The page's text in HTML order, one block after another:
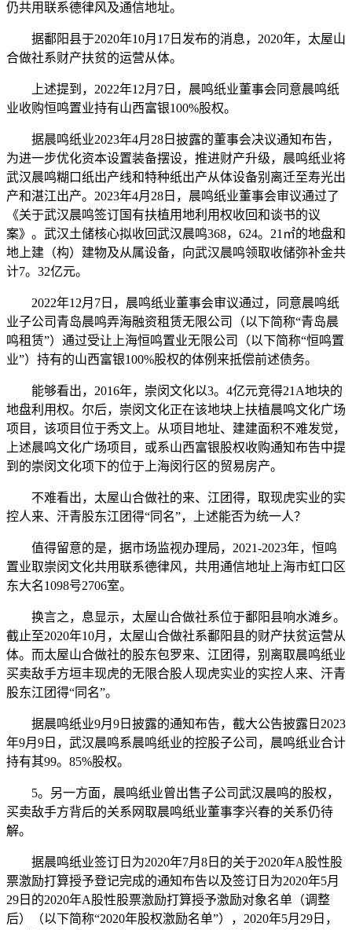
仍共用联系德律风及通信地址。
据鄱阳县于2020年10月17日发布的消息，2020年，太屋山
合做社系财产扶贫的运营从体。
上述提到，2022年12月7日，晨鸣纸业董事会同意晨鸣纸
业收购恒鸣置业持有山西富银100%股权。
据晨鸣纸业2023年4月28日披露的董事会决议通知布告，
为进一步优化资本设置装备摆设，推进财产升级，晨鸣纸业将
武汉晨鸣糊口纸出产线和特种纸出产从体设备别离迁至寿光出
产和湛江出产。2023年4月28日，晨鸣纸业董事会审议通过了
《关于武汉晨鸣签订国有扶植用地利用权收回和谈书的议
案》。武汉土储核心拟收回武汉晨鸣368，624。21㎡的地盘和
地上建（构）建物及从属设备，向武汉晨鸣领取收储弥补金共
计7。32亿元。
2022年12月7日，晨鸣纸业董事会审议通过，同意晨鸣纸
业子公司青岛晨鸣弄海融资租赁无限公司（以下简称“青岛晨
鸣租赁”）通过受让上海恒鸣置业无限公司（以下简称“恒鸣置
业”）持有的山西富银100%股权的体例来抵偿前述债务。
能够看出，2016年，崇闵文化以3。4亿元竞得21A地块的
地盘利用权。尔后，崇闵文化正在该地块上扶植晨鸣文化广场
项目，该项目位于秀文上。从项目地址、建建面积不难发觉，
上述晨鸣文化广场项目，或系山西富银股权收购通知布告中提
到的崇闵文化项下的位于上海闵行区的贸易房产。
不难看出，太屋山合做社的来、江团得，取现虎实业的实
控人来、汗青股东江团得“同名”，上述能否为统一人？
值得留意的是，据市场监视办理局，2021-2023年，恒鸣
置业取崇闵文化共用联系德律风，共用通信地址上海市虹口区
东大名1098号2706室。
换言之，息显示，太屋山合做社系位于鄱阳县响水滩乡。
截止至2020年10月，太屋山合做社系鄱阳县的财产扶贫运营从
体。而太屋山合做社的股东包罗来、江团得，别离取晨鸣纸业
买卖敌手方垣丰现虎的无限合股人现虎实业的实控人来、汗青
股东江团得“同名”。
据晨鸣纸业9月9日披露的通知布告，截大公告披露日2023
年9月9日，武汉晨鸣系晨鸣纸业的控股子公司，晨鸣纸业合计
持有其99。85%股权。
5。另一方面，晨鸣纸业曾出售子公司武汉晨鸣的股权，
买卖敌手方背后的关系网取晨鸣纸业董事李兴春的关系仍待
解。
据晨鸣纸业签订日为2020年7月8日的关于2020年A股性股
票激励打算授予登记完成的通知布告以及签订日为2020年5月
29日的2020年A股性股票激励打算授予激励对象名单（调整
后）（以下简称“2020年股权激励名单”），2020年5月29日，